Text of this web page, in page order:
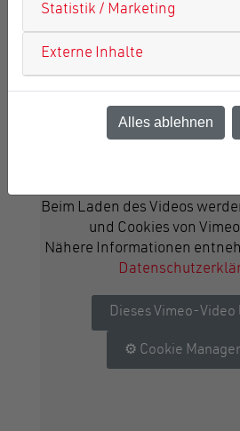
Beim Laden des Videos
und Cookies von
Nähere Informationen
Dieses Vimeo-Video
Cookie
Statistik / Marketing
Externe Inhalte
Alles ablehnen